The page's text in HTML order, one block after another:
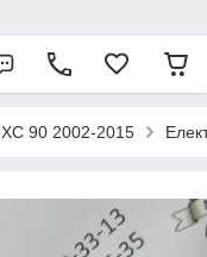
XC 90 2002-2015